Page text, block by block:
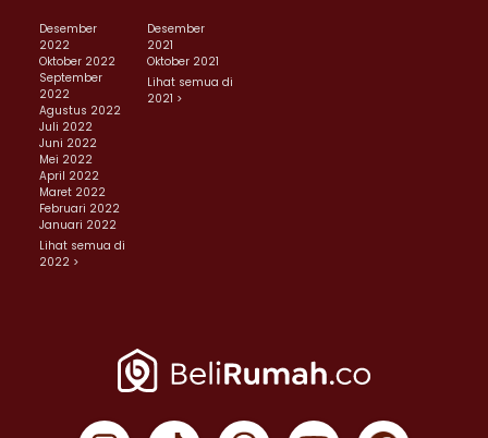
Desember
2022
Oktober 2022
September
2022
Agustus 2022
Juli 2022
Juni 2022
Mei 2022
April 2022
Maret 2022
Februari 2022
Januari 2022
Lihat semua di
2022 >
Desember
2021
Oktober 2021
Lihat semua di
2021 >